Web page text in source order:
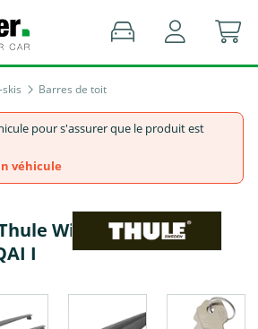
Barres de toit
pour s'assurer que le produit est
véhicule
WingBar EVO -
I